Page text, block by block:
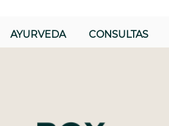
AYURVEDA CONSULTAS